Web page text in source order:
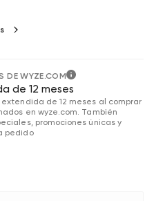
DE WYZE.COM
de 12 meses
de 12 meses al comprar
en wyze.com. También
promociones únicas y
pedido